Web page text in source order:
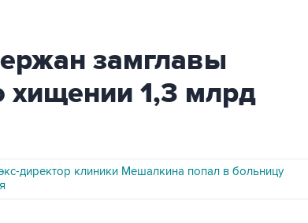
замглавы
хищении 1,3 млрд
директор клиники Мешалкина попал в больницу